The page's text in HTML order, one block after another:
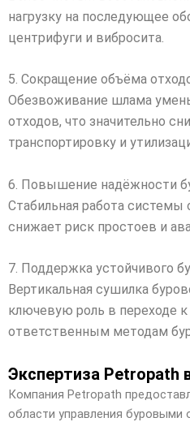
нагрузку на последующее
центрифуги и вибросита.
5. Сокращение объёма
Обезвоживание шлама
отходов, что значительно
транспортировку и
6. Повышение надёжности
Стабильная работа системы
снижает риск простоев и
7. Поддержка устойчивого
Вертикальная сушилка
ключевую роль в переходе к
ответственным методам
Экспертиза Petropath
Компания Petropath
области управления